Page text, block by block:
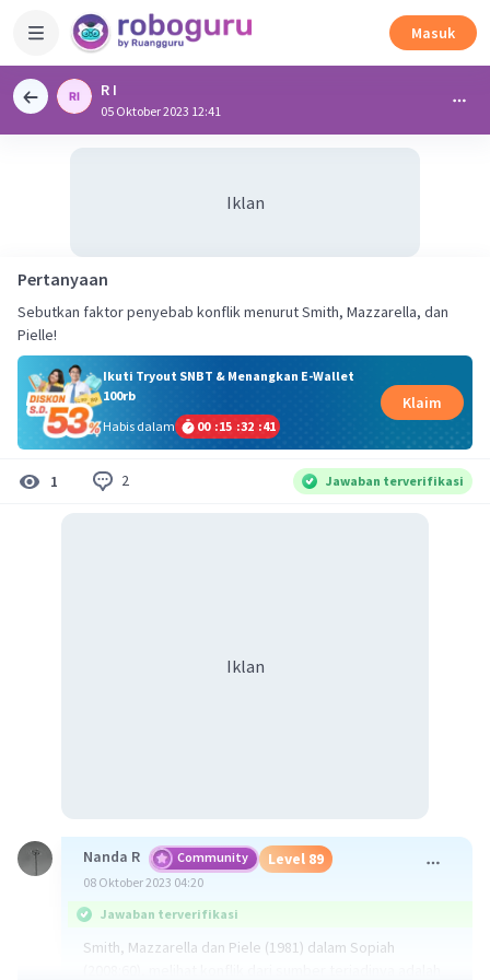
Masuk
R I
05 Oktober 2023 12:41
Iklan
Pertanyaan
Sebutkan faktor penyebab konflik menurut Smith, Mazzarella, dan
Pielle!
Ikuti Tryout SNBT & Menangkan E-Wallet
100rb
Habis dalam
00 :15 :32 :41
Klaim
1 2 Jawaban terverifikasi
Iklan
Nanda R Community Level 89
08 Oktober 2023 04:20
Jawaban terverifikasi
Smith, Mazzarella dan Piele (1981) dalam Sopiah